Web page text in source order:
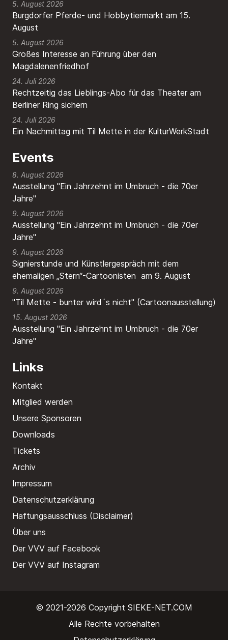
Burgdorfer Pferde- und Hobbytiermarkt am 15.
August
5. August 2026
Großes Interesse an Führung über den
Magdalenenfriedhof
5. August 2026
Rechtzeitig das Lieblings-Abo für das Theater am
Berliner Ring sichern
24. Juli 2026
Ein Nachmittag mit Til Mette in der KulturWerkStadt
24. Juli 2026
Events
8. August 2026
Ausstellung "Ein Jahrzehnt im Umbruch - die 70er
Jahre"
9. August 2026
Ausstellung "Ein Jahrzehnt im Umbruch - die 70er
Jahre"
9. August 2026
Signierstunde und Künstlergespräch mit dem
ehemaligen „Stern“-Cartoonisten am 9. August
9. August 2026
"Til Mette - bunter wird´s nicht" (Cartoonausstellung)
15. August 2026
Ausstellung "Ein Jahrzehnt im Umbruch - die 70er
Jahre"
Links
Kontakt
Mitglied werden
Unsere Sponsoren
Downloads
Tickets
Archiv
Impressum
Datenschutzerklärung
Haftungsausschluss (Disclaimer)
Über uns
Der VVV auf Facebook
Der VVV auf Instagram
© 2021-2026 Copyright SIEKE-NET.COM
Alle Rechte vorbehalten